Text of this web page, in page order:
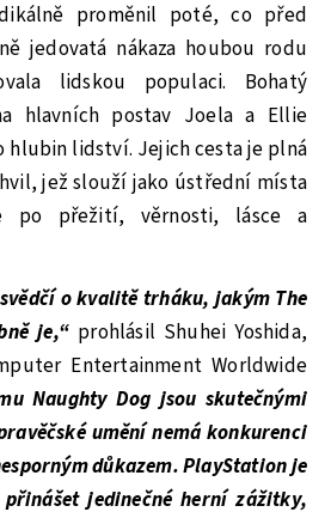
proměnil poté, co před
jedovatá nákaza houbou rodu
lidskou populaci. Bohatý
hlavních postav Joela a Ellie
hlubin lidství. Jejich cesta je plná
jež slouží jako ústřední místa
po přežití, věrnosti, lásce a
o kvalitě trháku, jakým The
je,“prohlásil Shuhei Yoshida,
Entertainment Worldwide
Naughty Dog jsou skutečnými
umění nemá konkurenci
důkazem. PlayStation je
jedinečné herní zážitky,